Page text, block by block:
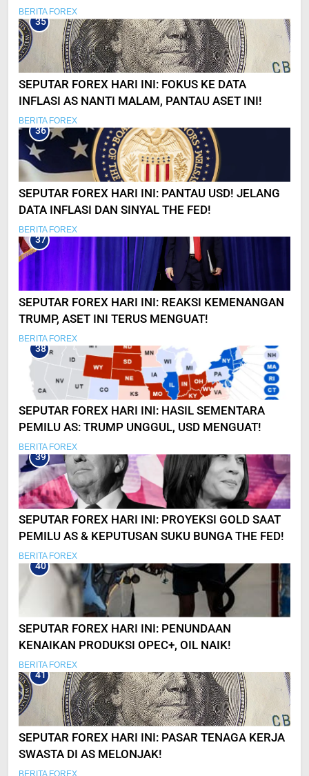
BERITA FOREX
35
SEPUTAR FOREX HARI INI: FOKUS KE DATA
INFLASI AS NANTI MALAM, PANTAU ASET INI!
BERITA FOREX
36
SEPUTAR FOREX HARI INI: PANTAU USD! JELANG
DATA INFLASI DAN SINYAL THE FED!
BERITA FOREX
37
SEPUTAR FOREX HARI INI: REAKSI KEMENANGAN
TRUMP, ASET INI TERUS MENGUAT!
BERITA FOREX
38
SEPUTAR FOREX HARI INI: HASIL SEMENTARA
PEMILU AS: TRUMP UNGGUL, USD MENGUAT!
BERITA FOREX
39
SEPUTAR FOREX HARI INI: PROYEKSI GOLD SAAT
PEMILU AS & KEPUTUSAN SUKU BUNGA THE FED!
BERITA FOREX
40
SEPUTAR FOREX HARI INI: PENUNDAAN
KENAIKAN PRODUKSI OPEC+, OIL NAIK!
BERITA FOREX
41
SEPUTAR FOREX HARI INI: PASAR TENAGA KERJA
SWASTA DI AS MELONJAK!
BERITA FOREX